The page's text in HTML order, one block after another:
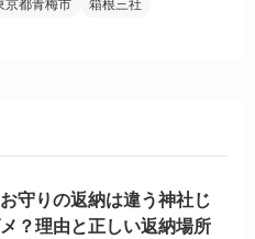
京都青梅市
箱根三社
守りの返納は違う神社じ
？理由と正しい返納場所